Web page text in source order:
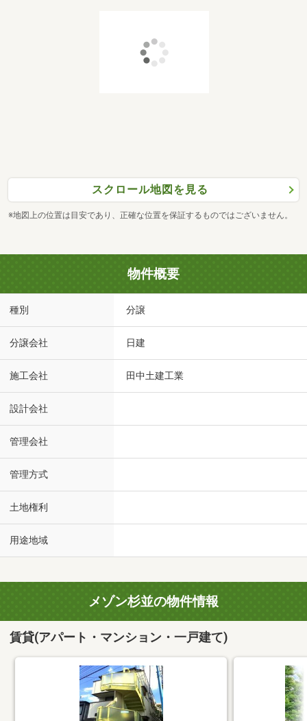
スクロール地図を見る
※地図上の位置は目安であり、正確な位置を保証するものではございません。
物件概要
種別 分譲
分譲会社 日建
施工会社 田中土建工業
設計会社
管理会社
管理方式
土地権利
用途地域
メゾン杉並の物件情報
賃貸(アパート・マンション・一戸建て)